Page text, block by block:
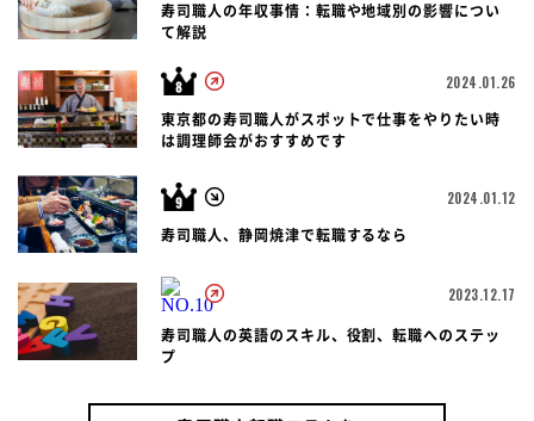
寿司職人の年収事情：転職や地域別の影響につい
て解説
2024.01.26
東京都の寿司職人がスポットで仕事をやりたい時
は調理師会がおすすめです
2024.01.12
寿司職人、静岡焼津で転職するなら
2023.12.17
寿司職人の英語のスキル、役割、転職へのステッ
プ